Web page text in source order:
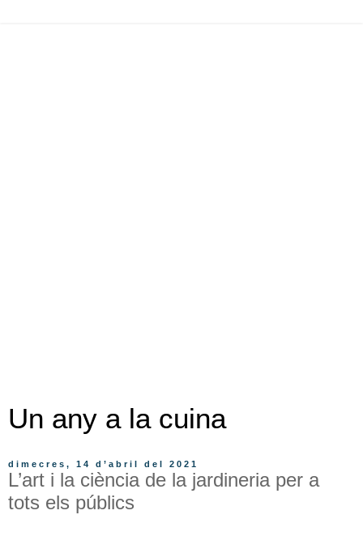
Un any a la cuina
dimecres, 14 d’abril del 2021
L’art i la ciència de la jardineria per a
tots els públics